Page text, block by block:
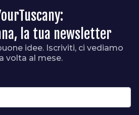
la tua newsletter
idee. Iscriviti, ci vediamo
volta al mese.